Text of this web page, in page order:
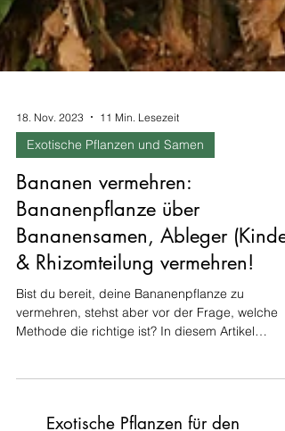
18. Nov. 2023 11 Min. Lesezeit
Exotische Pflanzen und Samen
Bananen vermehren:
Bananenpflanze über
Bananensamen, Ableger (Kindel)
& Rhizomteilung vermehren!
Bist du bereit, deine Bananenpflanze zu